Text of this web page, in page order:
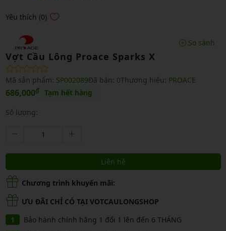
Yêu thích (0)
So sánh
Vợt Cầu Lông Proace Sparks X
Mã sản phẩm: SP002089Đã bán: 0Thương hiệu: PROACE
686,000₫ Tạm hết hàng
Số lượng:
Liên hệ
Chương trình khuyến mãi:
ƯU ĐÃI CHỈ CÓ TẠI VOTCAULONGSHOP
Bảo hành chính hãng 1 đổi 1 lên đến 6 THÁNG